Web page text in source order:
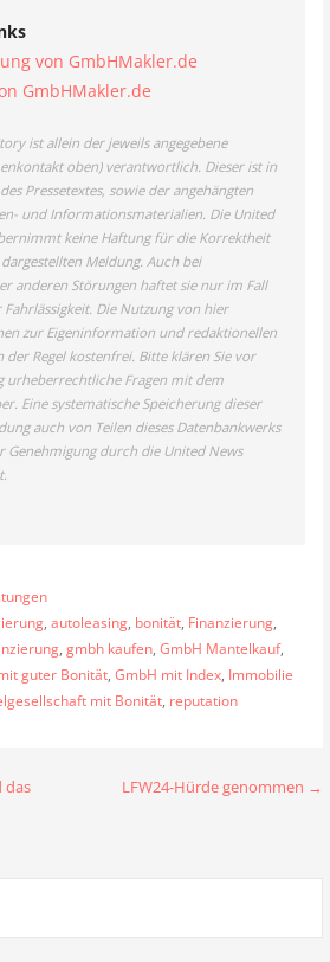
von GmbHMakler.de
GmbHMakler.de
ist allein der jeweils angegebene
oben) verantwortlich. Dieser ist in
Pressetextes, sowie der angehängten
und Informationsmaterialien. Die United
keine Haftung für die Korrektheit
Meldung. Auch bei
anderen Störungen haftet sie nur im Fall
Die Nutzung von hier
zur Eigeninformation und redaktionellen
Regel kostenfrei. Bitte klären Sie vor
urheberrechtliche Fragen mit dem
Eine systematische Speicherung dieser
auch von Teilen dieses Datenbankwerks
durch die United News
, autoleasing, bonität, Finanzierung,
, gmbh kaufen, GmbH Mantelkauf,
guter Bonität, GmbH mit Index, Immobilie
mit Bonität, reputation
das
LFW24-Hürde genommen →